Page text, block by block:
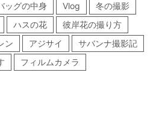
ッグの中身 Vlog
冬の撮影
ハスの花
彼岸花の撮り方
ン アジサイ
サバンナ撮影記
フィルムカメラ